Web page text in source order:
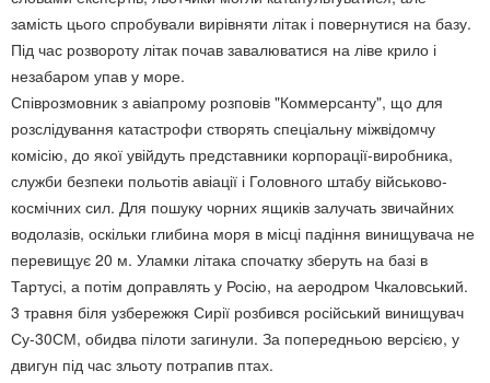
замість цього спробували вирівняти літак і повернутися на базу.
Під час розвороту літак почав завалюватися на ліве крило і
незабаром упав у море.
Співрозмовник з авіапрому розповів "Коммерсанту", що для
розслідування катастрофи створять спеціальну міжвідомчу
комісію, до якої увійдуть представники корпорації-виробника,
служби безпеки польотів авіації і Головного штабу військово-
космічних сил. Для пошуку чорних ящиків залучать звичайних
водолазів, оскільки глибина моря в місці падіння винищувача не
перевищує 20 м. Уламки літака спочатку зберуть на базі в
Тартусі, а потім доправлять у Росію, на аеродром Чкаловський.
3 травня біля узбережжя Сирії розбився російський винищувач
Су-30СМ, обидва пілоти загинули. За попередньою версією, у
двигун під час зльоту потрапив птах.